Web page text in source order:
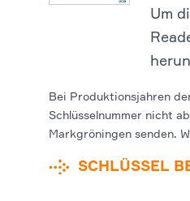
Um
Bei Produktionsjahren
Schlüsselnummer nicht
Markgröningen senden.
SCHLÜSSEL